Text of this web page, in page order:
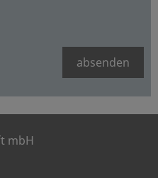
absenden
mbH